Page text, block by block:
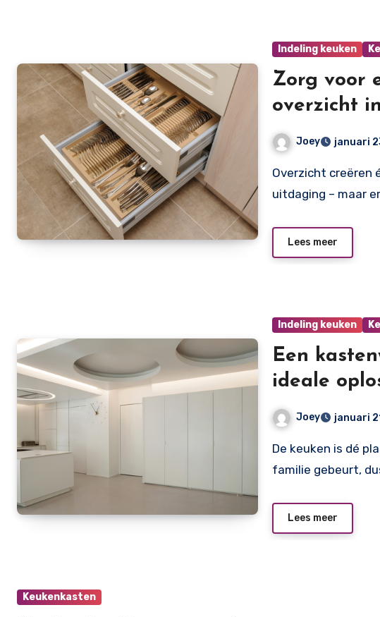
Indeling keuken
Zorg voor
overzicht
Joey januari
Overzicht creëren én behouden in de keuken is een hele
uitdaging – maar
Lees meer
Indeling keuken
Een
ideale
Joey januari
De keuken is dé plaats waar het samenkomen en eten met
familie gebeurt,
Lees meer
Keukenkasten